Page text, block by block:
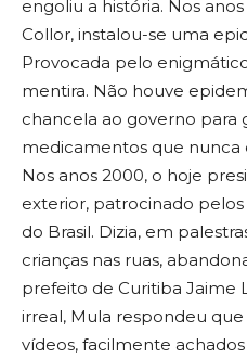
engoliu a história. Nos
Collor, instalou-se uma
Provocada pelo
mentira. Não houve
chancela ao governo para
medicamentos que nunca
Nos anos 2000, o hoje
exterior, patrocinado pelos
do Brasil. Dizia, em
crianças nas ruas,
prefeito de Curitiba Jaime
irreal, Mula respondeu
vídeos, facilmente